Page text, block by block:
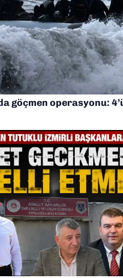
göçmen operasyonu: